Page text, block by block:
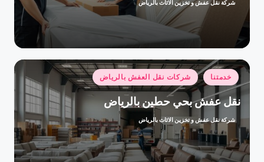
تمّ
شركة نقل عفش و تخزين الاثاث بالرياض
نُشر
في
خدمتنا شركات نقل العفش بالرياض
نقل عفش بحي حطين بالرياض
تمّ
النشر
بواسطة
شركة نقل عفش و تخزين الاثاث بالرياض